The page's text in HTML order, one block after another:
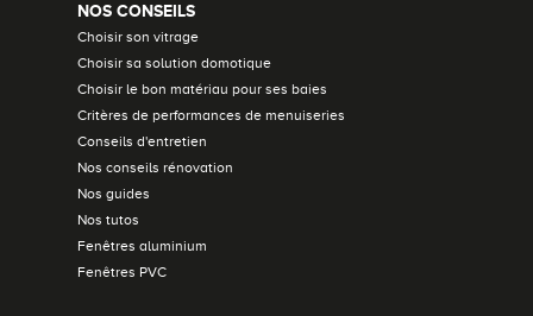
NOS CONSEILS
Choisir son vitrage
Choisir sa solution domotique
Choisir le bon matériau pour ses baies
Critères de performances de menuiseries
Conseils d'entretien
Nos conseils rénovation
Nos guides
Nos tutos
Fenêtres aluminium
Fenêtres PVC